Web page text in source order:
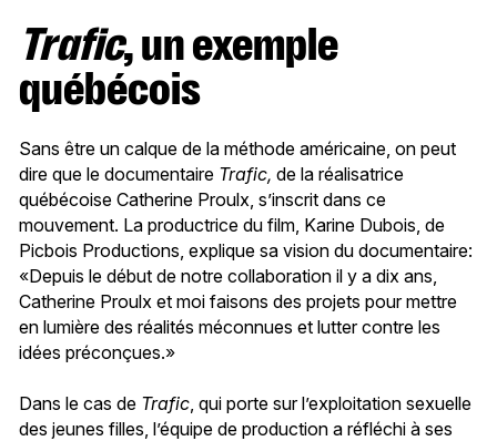
Trafic, un exemple
québécois
Sans être un calque de la méthode américaine, on peut
dire que le documentaire Trafic, de la réalisatrice
québécoise Catherine Proulx, s’inscrit dans ce
mouvement. La productrice du film, Karine Dubois, de
Picbois Productions, explique sa vision du documentaire:
«Depuis le début de notre collaboration il y a dix ans,
Catherine Proulx et moi faisons des projets pour mettre
en lumière des réalités méconnues et lutter contre les
idées préconçues.»
Dans le cas de Trafic , qui porte sur l’exploitation sexuelle
des jeunes filles, l’équipe de production a réfléchi à ses